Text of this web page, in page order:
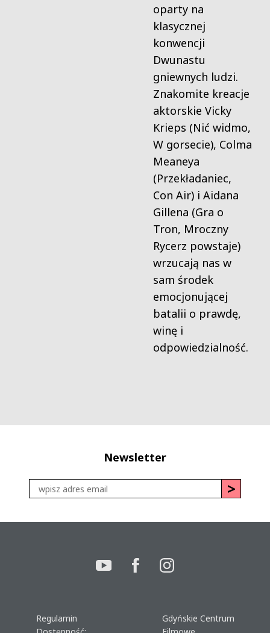
oparty na
klasycznej
konwencji
Dwunastu
gniewnych ludzi.
Znakomite kreacje
aktorskie Vicky
Krieps (Nić widmo,
W gorsecie), Colma
Meaneya
(Przekładaniec,
Con Air) i Aidana
Gillena (Gra o
Tron, Mroczny
Rycerz powstaje)
wrzucają nas w
sam środek
emocjonującej
batalii o prawdę,
winę i
odpowiedzialność.
Newsletter
Regulamin
Gdyńskie Centrum